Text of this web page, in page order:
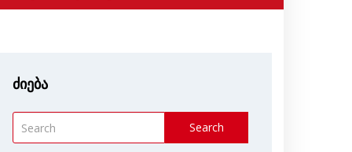
ძიება
Search